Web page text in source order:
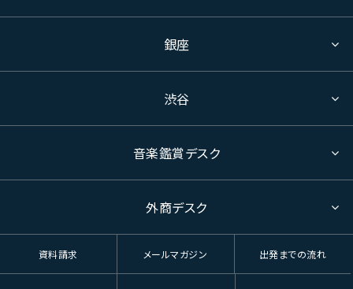
銀座
渋谷
音楽鑑賞デスク
外商デスク
資料請求 メールマガジン 出発までの流れ